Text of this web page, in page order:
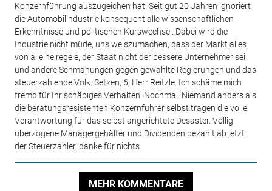
Konzernführung auszugeichen hat. Seit gut 20 Jahren ignoriert
die Automobilindustrie konsequent alle wissenschaftlichen
Erkenntnisse und politischen Kurswechsel. Dabei wird die
Industrie nicht müde, uns weiszumachen, dass der Markt alles
von alleine regele, der Staat nicht der bessere Unternehmer sei
und andere Schmähungen gegen gewählte Regierungen und das
steuerzahlende Volk. Setzen, 6, Herr Reitzle. Ich schäme mich
fremd für Ihr schäbiges Verhalten. Nochmal. Niemand anders als
die beratungsresistenten Konzernführer selbst tragen die volle
Verantwortung für das selbst angerichtete Desaster. Völlig
überzogene Managergehälter und Dividenden bezahlt ab jetzt
der Steuerzahler, danke für nichts.
MEHR KOMMENTARE